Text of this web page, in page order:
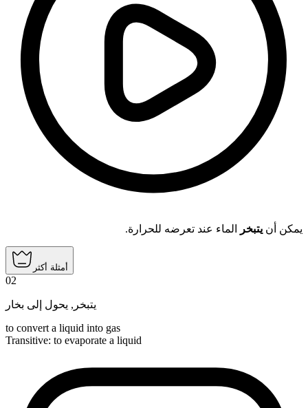
يمكن أن يتبخر الماء عند تعرضه للحرارة.
أمثلة أكثر
02
يتبخر , يحول إلى بخار
to convert a liquid into gas
Transitive: to evaporate a liquid